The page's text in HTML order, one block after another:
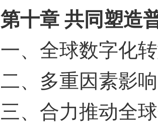
第十章 共同塑造
一、全球数字化
二、多重因素影
三、合力推动全